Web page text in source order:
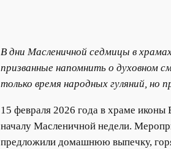
В дни Масленичной седмицы в
призванные напомнить о духовном
только время народных гуляний, но
15 февраля 2026 года в храме иконы
началу Масленичной недели.
предложили домашнюю выпечку,